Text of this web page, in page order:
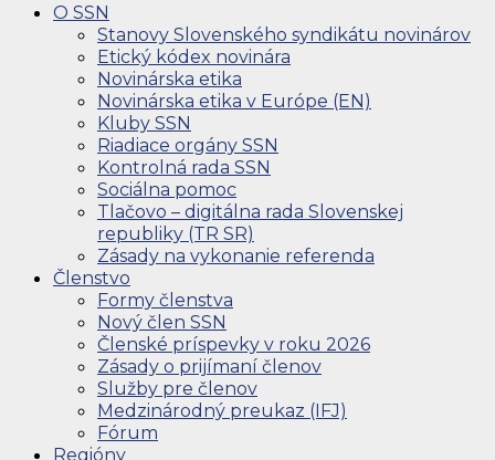
O SSN
Stanovy Slovenského syndikátu novinárov
Etický kódex novinára
Novinárska etika
Novinárska etika v Európe (EN)
Kluby SSN
Riadiace orgány SSN
Kontrolná rada SSN
Sociálna pomoc
Tlačovo – digitálna rada Slovenskej
republiky (TR SR)
Zásady na vykonanie referenda
Členstvo
Formy členstva
Nový člen SSN
Členské príspevky v roku 2026
Zásady o prijímaní členov
Služby pre členov
Medzinárodný preukaz (IFJ)
Fórum
Regióny